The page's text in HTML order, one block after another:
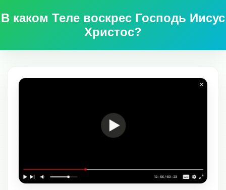
В каком Теле воскрес Господь Иисус
Христос?